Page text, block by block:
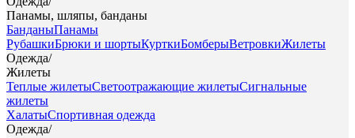
Панамы, шляпы, банданы
БанданыПанамы
РубашкиБрюки и шортыКурткиБомберыВетровкиЖилеты
Одежда/
Жилеты
Теплые жилетыСветоотражающие жилетыСигнальные
жилеты
ХалатыСпортивная одежда
Одежда/